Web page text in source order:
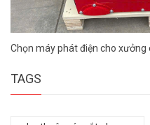
Chọn máy phát điện cho xưởng
TAGS